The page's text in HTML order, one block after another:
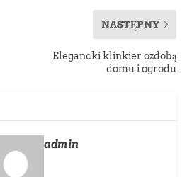
NASTĘPNY
Elegancki klinkier ozdobą
domu i ogrodu
admin